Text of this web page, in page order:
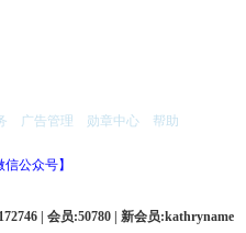
广告管理 勋章中心 帮助
信公众号】
| 会员:50780 | 新会员:kathryname